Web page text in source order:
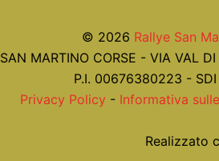
© 2026 Rallye San
SAN MARTINO CORSE - VIA VAL
P.I. 00676380223 -
Privacy Policy - Informativa
Realizzato